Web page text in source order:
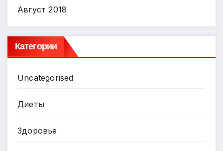
Август 2018
Категории
Uncategorised
Диеты
Здоровье